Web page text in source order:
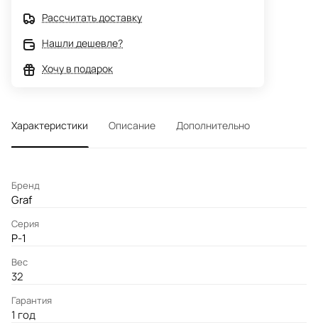
Рассчитать доставку
Нашли дешевле?
Хочу в подарок
Характеристики Описание Дополнительно
Бренд
Graf
Серия
P-1
Вес
32
Гарантия
1 год